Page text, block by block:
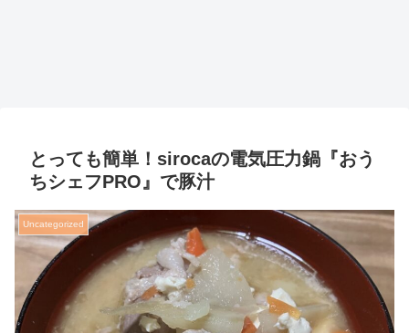
とっても簡単！sirocaの電気圧力鍋『おう
ちシェフPRO』で豚汁
Uncategorized